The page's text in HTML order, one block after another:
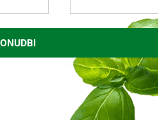
DODAJ NA